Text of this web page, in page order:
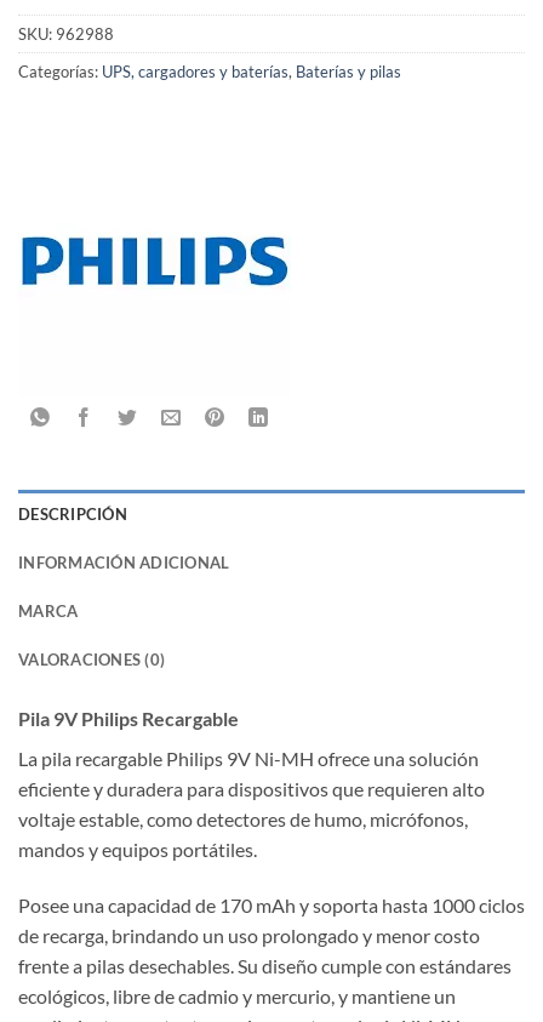
SKU: 962988
Categorías: UPS, cargadores y baterías, Baterías y pilas
DESCRIPCIÓN
INFORMACIÓN ADICIONAL
MARCA
VALORACIONES (0)
Pila 9V Philips Recargable
La pila recargable Philips 9V Ni-MH ofrece una solución
eficiente y duradera para dispositivos que requieren alto
voltaje estable, como detectores de humo, micrófonos,
mandos y equipos portátiles.
Posee una capacidad de 170 mAh y soporta hasta 1000 ciclos
de recarga, brindando un uso prolongado y menor costo
frente a pilas desechables. Su diseño cumple con estándares
ecológicos, libre de cadmio y mercurio, y mantiene un